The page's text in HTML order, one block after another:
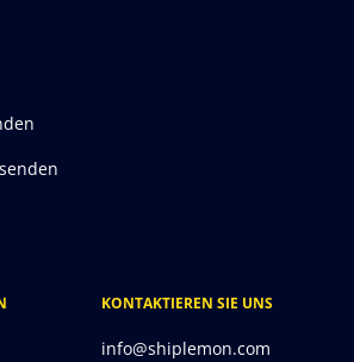
KONTAKTIEREN SIE UNS
info@shiplemon.com